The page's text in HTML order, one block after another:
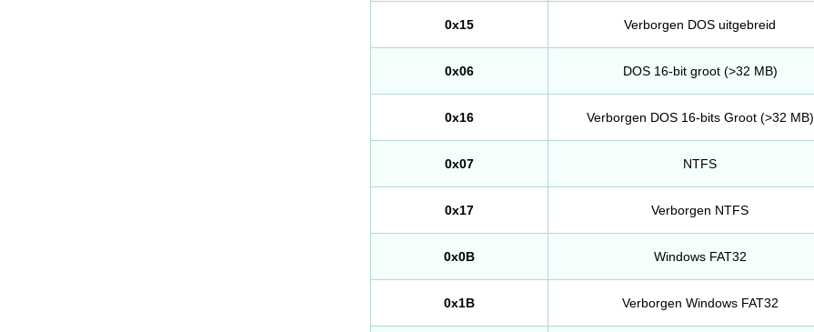
0x15 Verborgen DOS uitgebreid
0x06 DOS 16-bit groot (>32 MB)
0x16 Verborgen DOS 16-bits Groot (>32 MB)
0x07 NTFS
0x17 Verborgen NTFS
0x0B Windows FAT32
0x1B Verborgen Windows FAT32